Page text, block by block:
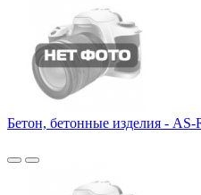
Бетон, бетонные изделия - AS-